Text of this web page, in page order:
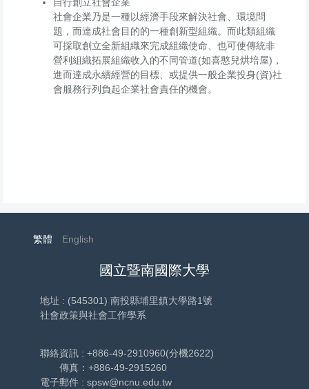
社會企業乃是一種以經濟手段來解決社會、環境問
題，而達成社會目的的一種創新型組織。而此類組織
可採取創立全新組織來完成組織使命、也可使傳統非
營利組織拓展組織收入的不同管道(如喜憨兒烘培屋)，
進而達成永續經營的目標、或提供一般企業投身(資)社
會服務行列負起企業社會責任的機會。
繁體 English
國立暨南國際大學
地址 : (545301) 南投縣埔里鎮大學路1號
社會政策與社會工作學系
聯絡資訊 : +886-49-2910960(分機2622)
傳真：+886-49-2915260
電子郵件 : spsw@ncnu.edu.tw